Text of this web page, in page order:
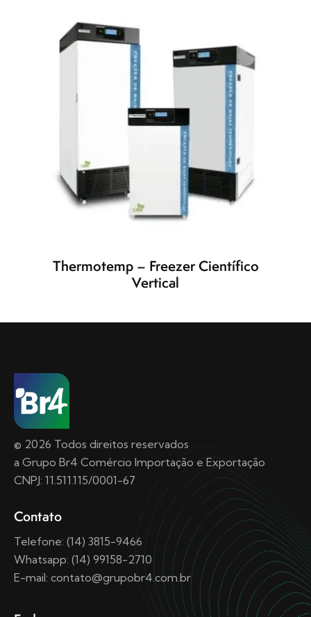
Thermotemp – Freezer Científico
Vertical
© 2026 Todos direitos reservados
a Grupo Br4 Comércio Importação e Exportação
CNPJ: 11.511.115/0001-67
Contato
Telefone: (14) 3815-9466
Whatsapp: (14) 99158-2710
E-mail: contato@grupobr4.com.br